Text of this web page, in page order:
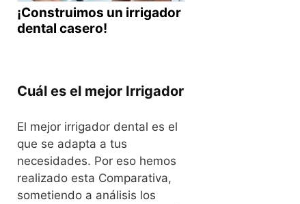
¡Construimos un irrigador
dental casero!
Cuál es el mejor Irrigador
El mejor irrigador dental es el
que se adapta a tus
necesidades. Por eso hemos
realizado esta Comparativa,
sometiendo a análisis los